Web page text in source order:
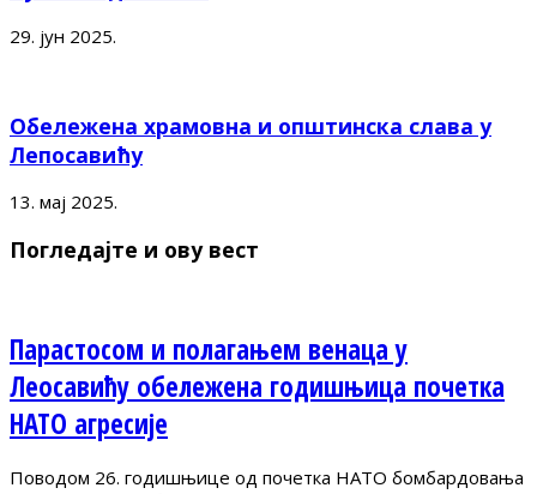
29. јун 2025.
Обележена храмовна и општинска слава у
Лепосавићу
13. мај 2025.
Погледајте и ову вест
Парастосом и полагањем венаца у
Леосавићу обележена годишњица почетка
НАТО агресије
Поводом 26. годишњице од почетка НАТО бомбардовања